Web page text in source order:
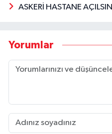
ASKERİ HASTANE AÇILSIN
Yorumlar